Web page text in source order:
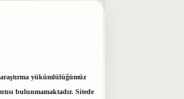
yükümlülüğümüz
bulunmamaktadır. Sitede